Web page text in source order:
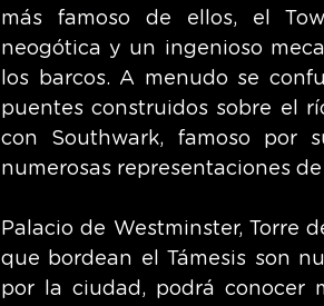
más famoso de ellos, el
neogótica y un ingenioso
los barcos. A menudo se
puentes construidos sobre el
con Southwark, famoso por
numerosas representaciones
Palacio de Westminster, Torre
que bordean el Támesis son
por la ciudad, podrá conocer